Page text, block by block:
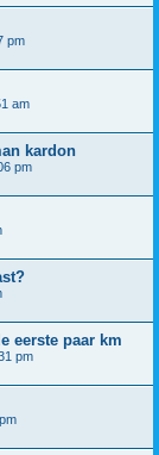
pm
am
kardon
pm
eerste paar km
pm